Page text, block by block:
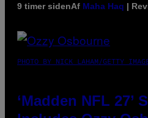
9 timer sidenAf Maha Haq |
PHOTO BY NICK LAHAM/GETTY
‘Madden NFL 27’